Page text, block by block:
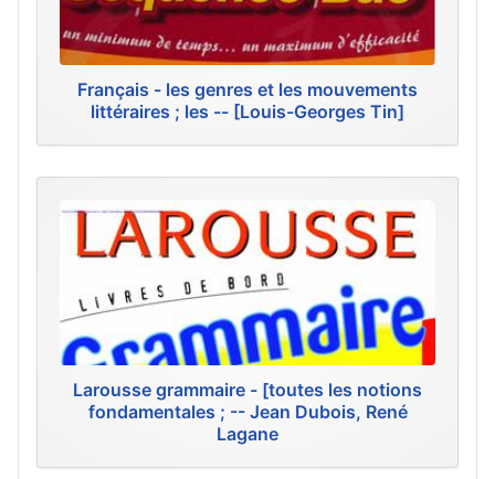
Français - les genres et les mouvements
littéraires ; les -- [Louis-Georges Tin]
Larousse grammaire - [toutes les notions
fondamentales ; -- Jean Dubois, René
Lagane